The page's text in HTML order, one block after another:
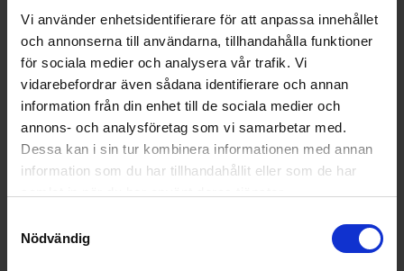
Vi använder enhetsidentifierare för att anpassa innehållet
och annonserna till användarna, tillhandahålla funktioner
för sociala medier och analysera vår trafik. Vi
vidarebefordrar även sådana identifierare och annan
information från din enhet till de sociala medier och
annons- och analysföretag som vi samarbetar med.
Dessa kan i sin tur kombinera informationen med annan
information som du har tillhandahållit eller som de har
Nödvändig
Kapacitet vattentank (l): 2
8 199:-
KÖP